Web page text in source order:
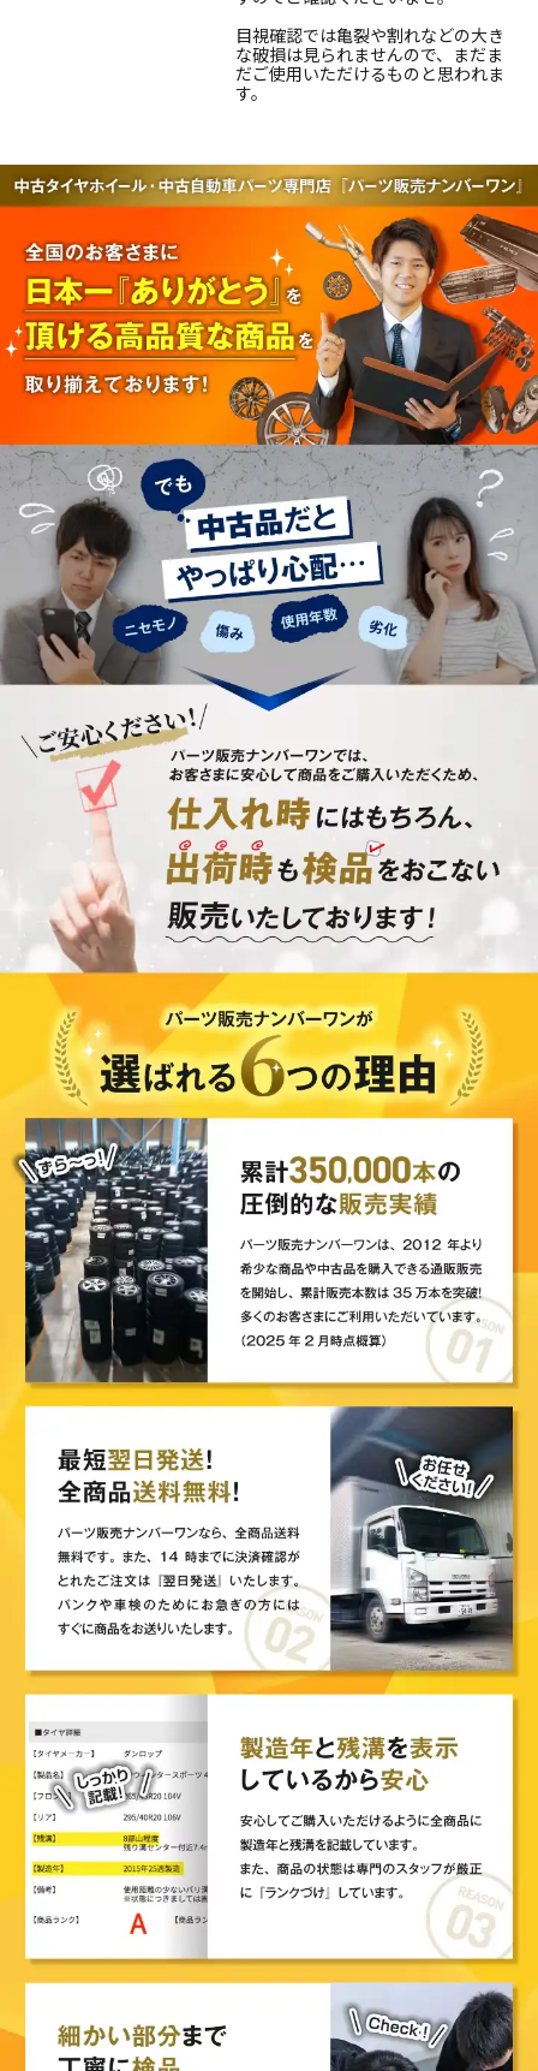
目視確認では亀裂や割れなどの大き
な破損は見られませんので、まだま
だご使用いただけるものと思われま
す。